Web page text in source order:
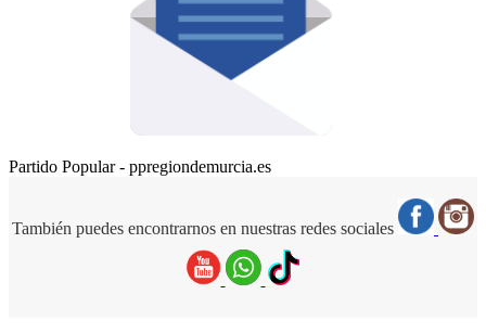
Partido Popular - ppregiondemurcia.es
También puedes encontrarnos en nuestras redes sociales